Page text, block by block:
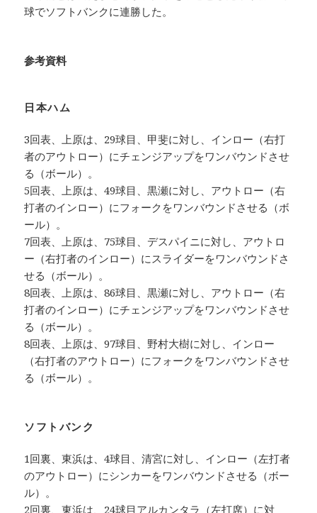
球でソフトバンクに連勝した。
参考資料
日本ハム
3回表、上原は、29球目、甲斐に対し、インロー（右打
者のアウトロー）にチェンジアップをワンバウンドさせ
る（ボール）。
5回表、上原は、49球目、黒瀬に対し、アウトロー（右
打者のインロー）にフォークをワンバウンドさせる（ボ
ール）。
7回表、上原は、75球目、デスパイニに対し、アウトロ
ー（右打者のインロー）にスライダーをワンバウンドさ
せる（ボール）。
8回表、上原は、86球目、黒瀬に対し、アウトロー（右
打者のインロー）にチェンジアップをワンバウンドさせ
る（ボール）。
8回表、上原は、97球目、野村大樹に対し、インロー
（右打者のアウトロー）にフォークをワンバウンドさせ
る（ボール）。
ソフトバンク
1回裏、東浜は、4球目、清宮に対し、インロー（左打者
のアウトロー）にシンカーをワンバウンドさせる（ボー
ル）。
2回裏、東浜は、24球目アルカンタラ（左打席）に対